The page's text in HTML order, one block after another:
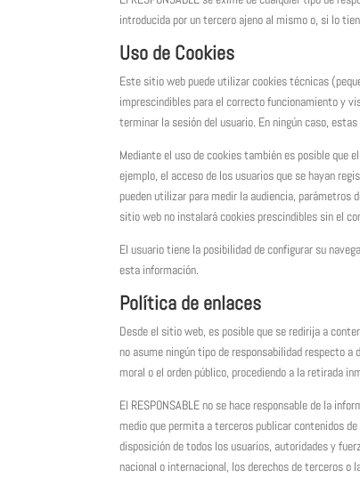
introducida por un tercero ajeno al mismo o, si lo
Uso de Cookies
Este sitio web puede utilizar cookies técnicas
imprescindibles para el correcto funcionamiento y
terminar la sesión del usuario. En ningún caso,
Mediante el uso de cookies también es posible que
ejemplo, el acceso de los usuarios que se hayan
pueden utilizar para medir la audiencia,
sitio web no instalarácookiesprescindibles sin el
El usuario tiene la posibilidad de configurar su
esta información.
Política de enlaces
Desde el sitio web, es posible que se redirija a
no asume ningún tipo de responsabilidad respecto
moral o el orden público, procediendo a la retirada
El RESPONSABLE no se hace responsable de la
medio que permita a terceros publicar contenidos
disposición de todos los usuarios, autoridades y
nacional o internacional, los derechos de terceros o